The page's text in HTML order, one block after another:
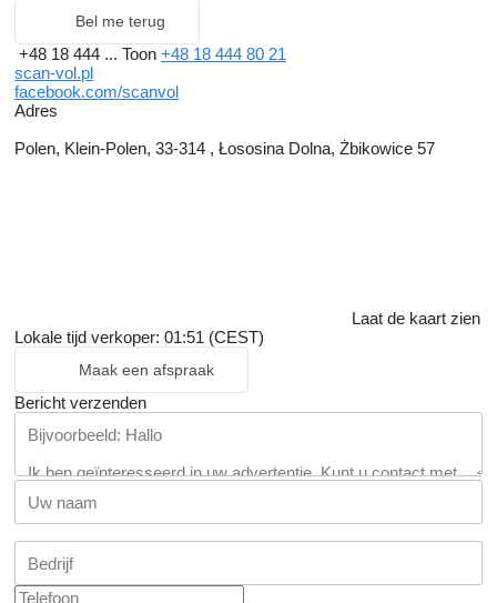
Bel me terug
+48 18 444 ... Toon +48 18 444 80 21
scan-vol.pl
facebook.com/scanvol
Adres
Polen, Klein-Polen, 33-314 , Łososina Dolna, Żbikowice 57
Laat de kaart zien
Lokale tijd verkoper: 01:51 (CEST)
Maak een afspraak
Bericht verzenden